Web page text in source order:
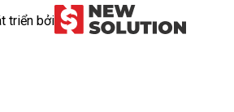
triển bởi